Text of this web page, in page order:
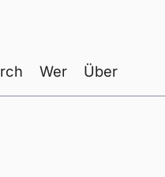
Wer Über